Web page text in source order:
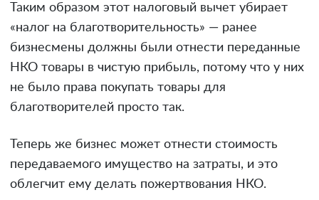
Таким образом этот налоговый вычет убирает
«налог на благотворительность» — ранее
бизнесмены должны были отнести переданные
НКО товары в чистую прибыль, потому что у них
не было права покупать товары для
благотворителей просто так.
Теперь же бизнес может отнести стоимость
передаваемого имущество на затраты, и это
облегчит ему делать пожертвования НКО.